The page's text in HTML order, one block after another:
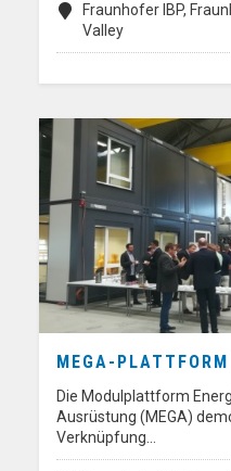
Fraunhofer IBP,
Valley
MEGA-PLATTFORM
Die Modulplattform
Ausrüstung (MEGA)
Verknüpfung…